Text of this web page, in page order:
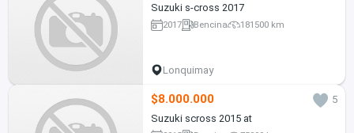
Suzuki s-cross 2017
2017 Bencina 181500 km
Lonquimay
$8.000.000
5
Suzuki scross 2015 at